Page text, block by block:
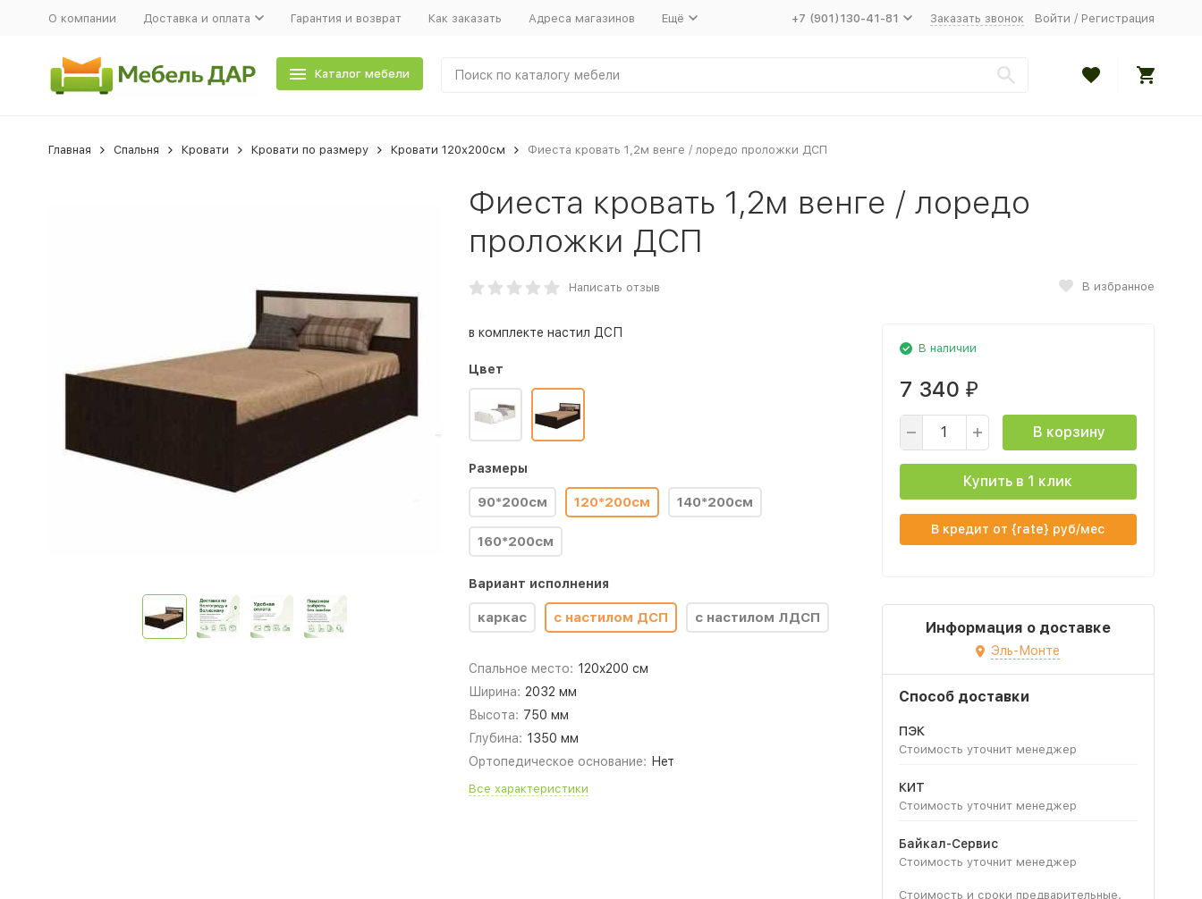
О компании Доставка и оплата Гарантия и возврат Как заказать Адреса магазинов Ещё +7 (901)130-41-81 Заказать звонок Войти / Регистрация
Каталог мебели
Главная Спальня Кровати Кровати по размеру Кровати 120х200см Фиеста кровать 1,2м венге / лоредо проложки ДСП
Фиеста кровать 1,2м венге / лоредо
проложки ДСП
Написать отзыв В избранное
в комплекте настил ДСП
Цвет
Размеры
90*200см 120*200см 140*200см
160*200см
Вариант исполнения
каркас с настилом ДСП с настилом ЛДСП
Спальное место: 120x200 см
Ширина: 2032 мм
Высота: 750 мм
Глубина: 1350 мм
Ортопедическое основание: Нет
Все характеристики
В наличии
7 340 ₽
В корзину
Купить в 1 клик
В кредит от {rate} руб/мес
Информация о доставке
Эль-Монте
Способ доставки
ПЭК
Стоимость уточнит менеджер
КИТ
Стоимость уточнит менеджер
Байкал-Сервис
Стоимость уточнит менеджер
Стоимость и сроки предварительные.